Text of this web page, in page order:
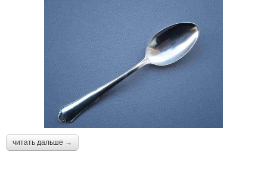
Муки в столовой ложке Разные продукты
Соли в столовой ложке Ложка с горкой
Ложка в граммах
читать дальше →